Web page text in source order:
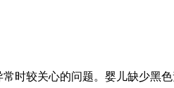
时较关心的问题。婴儿缺少黑